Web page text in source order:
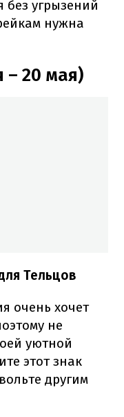
без угрызений
нужна
– 20 мая)
Тельцов
очень хочет
не
уютной
этот знак
другим